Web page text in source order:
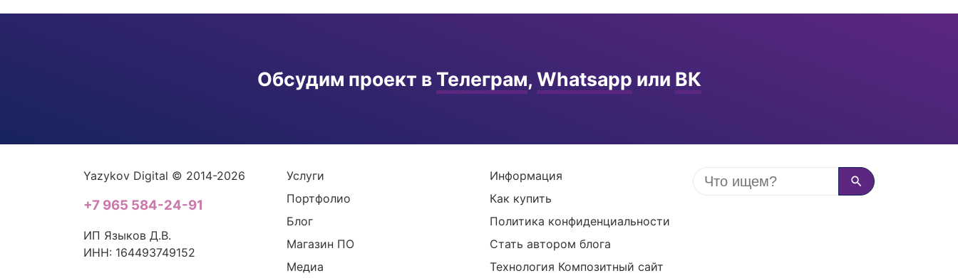
Обсудим проект в Телеграм, Whatsapp или ВК
Yazykov Digital © 2014-2026
+7 965 584-24-91
ИП Языков Д.В.
ИНН: 164493749152
Услуги
Портфолио
Блог
Магазин ПО
Медиа
Информация
Как купить
Политика конфиденциальности
Стать автором блога
Технология Композитный сайт